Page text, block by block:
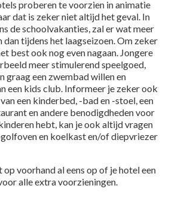
proberen te voorzien in animatie
dat is zeker niet altijd het geval. In
de schoolvakanties, zal er wat meer
tijdens het laagseizoen. Om zeker
best ook nog even nagaan. Jongere
meer stimulerend speelgoed,
graag een zwembad willen en
een kids club. Informeer je zeker ook
een kinderbed, -bad en -stoel, een
en andere benodigdheden voor
hebt, kan je ook altijd vragen
en koelkast en/of diepvriezer
voorhand al eens op of je hotel een
alle extra voorzieningen.